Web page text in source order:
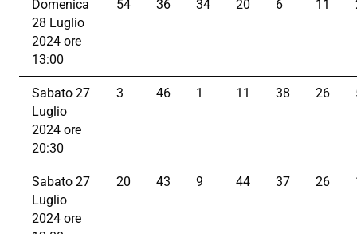
Domenica
28 Luglio
2024 ore
13:00
54 36 34 20 6 11
Sabato 27
Luglio
2024 ore
20:30
3 46 1 11 38 26
Sabato 27
Luglio
2024 ore
20 43 9 44 37 26